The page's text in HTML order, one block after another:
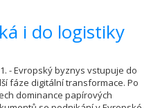
i do logistiky
- Evropský byznys vstupuje do
fáze digitální transformace. Po
dominance papírových